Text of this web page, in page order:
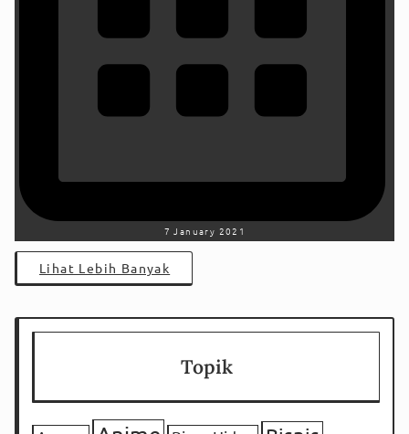
7 January 2021
Lihat Lebih Banyak
Topik